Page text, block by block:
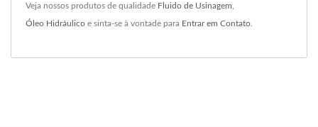
Veja nossos produtos de qualidade Fluido de Usinagem
Óleo Hidráulico e sinta-se à vontade para Entrar em Contato